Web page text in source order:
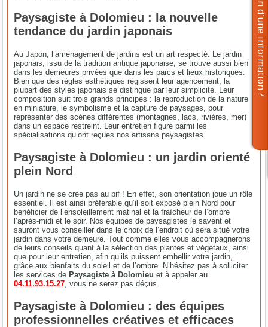
Paysagiste à Dolomieu : la nouvelle
tendance du jardin japonais
Au Japon, l’aménagement de jardins est un art respecté. Le jardin
japonais, issu de la tradition antique japonaise, se trouve aussi bien
dans les demeures privées que dans les parcs et lieux historiques.
Bien que des règles esthétiques régissent leur agencement, la
plupart des styles japonais se distingue par leur simplicité. Leur
composition suit trois grands principes : la reproduction de la nature
en miniature, le symbolisme et la capture de paysages, pour
représenter des scènes différentes (montagnes, lacs, rivières, mer)
dans un espace restreint. Leur entretien figure parmi les
spécialisations qu’ont reçues nos artisans paysagistes.
Paysagiste à Dolomieu : un jardin orienté
plein Nord
Un jardin ne se crée pas au pif ! En effet, son orientation joue un rôle
essentiel. Il est ainsi préférable qu’il soit exposé plein Nord pour
bénéficier de l’ensoleillement matinal et la fraîcheur de l’ombre
l’après-midi et le soir. Nos équipes de paysagistes le savent et
sauront vous conseiller dans le choix de l’endroit où sera situé votre
jardin dans votre demeure. Tout comme elles vous accompagnerons
de leurs conseils quant à la sélection des plantes et végétaux, ainsi
que pour leur entretien, afin qu’ils puissent embellir votre jardin,
grâce aux bienfaits du soleil et de l’ombre. N’hésitez pas à solliciter
les services dePaysagiste à Dolomieuet à appeler au
04.11.93.15.27 , vous ne serez pas déçus.
Paysagiste à Dolomieu : des équipes
professionnelles créatives et efficaces